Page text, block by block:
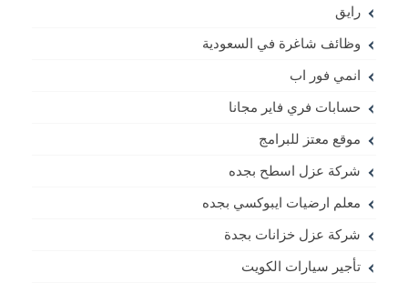
رايق
وظائف شاغرة في السعودية
انمي فور اب
حسابات فري فاير مجانا
موقع معتز للبرامج
شركة عزل اسطح بجده
معلم ارضيات ايبوكسي بجده
شركة عزل خزانات بجدة
تأجير سيارات الكويت